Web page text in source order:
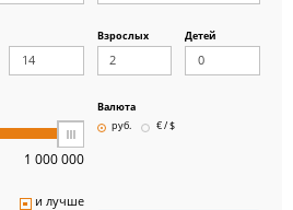
Взрослых Детей
1 000 000
Валюта
руб.
€ / $
и лучше